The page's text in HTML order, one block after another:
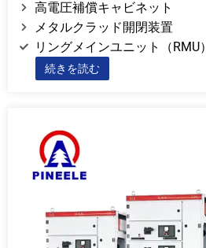
高電圧補償キャビネット
メタルクラッド開閉装置
リングメインユニット（RMU）
続きを読む